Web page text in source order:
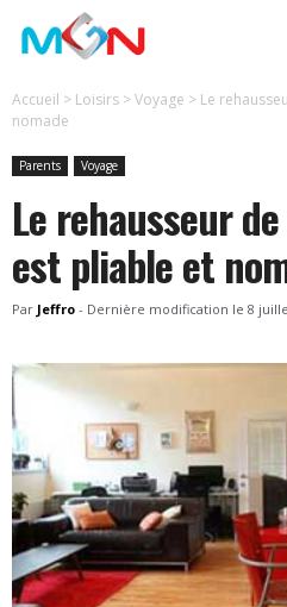
au
contenu
Accueil > Loisirs >Voyage > Le
nomade
Parents Voyage
Le rehausseur
est pliable et
Par Jeffro - Dernière modification le 8